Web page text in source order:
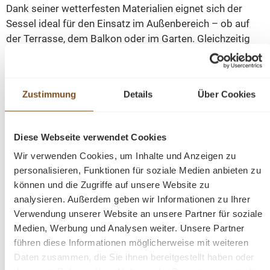
Zustimmung Details Über Cookies
Diese Webseite verwendet Cookies
Wir verwenden Cookies, um Inhalte und Anzeigen zu
personalisieren, Funktionen für soziale Medien anbieten zu
können und die Zugriffe auf unsere Website zu
analysieren. Außerdem geben wir Informationen zu Ihrer
Verwendung unserer Website an unsere Partner für soziale
Medien, Werbung und Analysen weiter. Unsere Partner
führen diese Informationen möglicherweise mit weiteren
Daten zusammen, die Sie ihnen bereitgestellt haben oder
Dank seiner wetterfesten Materialien eignet sich der
Sessel ideal für den Einsatz im Außenbereich – ob auf
der Terrasse, dem Balkon oder im Garten. Gleichzeitig
fügt er sich auch stilvoll in Innenräume ein. Das
zum entspannten Verweilen ein. Mit seinem zeitlosen
Look lässt sich der Sessel vielseitig kombinieren und
Einrichtungskonzepten.
Abmessungen H x B x T: 84 x 56 x 61 cm
• Sitzhöhe 48 cm
• Gewicht 4,5 kg
• Material: Aluminium, PE-Geflecht
• Farbe: Braun, Natur, Anthrazit
• Einsatzbereich: Outdoor
• Besonderheiten: wetterfest, pflegeleicht, inkl. Sitzkissen,